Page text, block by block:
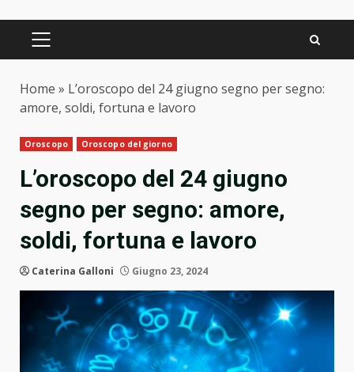
PRIMARY
Home » L’oroscopo del 24 giugno segno per segno:
amore, soldi, fortuna e lavoro
Oroscopo Oroscopo del giorno
L’oroscopo del 24 giugno
segno per segno: amore,
soldi, fortuna e lavoro
Caterina Galloni Giugno 23, 2024